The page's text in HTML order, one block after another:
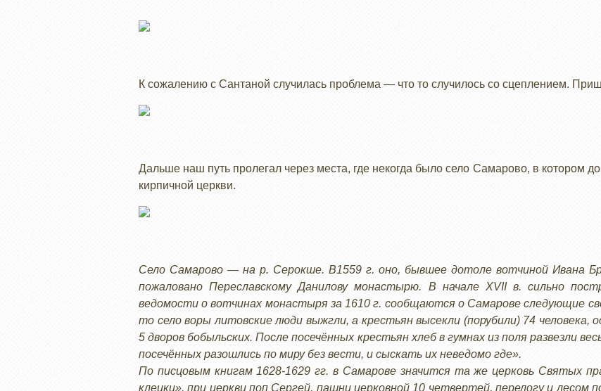
К сожалению с Сантаной случилась проблема — что то случилось со сцеплением.
Дальше наш путь пролегал через места, где некогда было село Самарово, в котором
кирпичной церкви.
Село Самарово — на р. Серокше. В1559 г. оно, бывшее дотоле вотчиной Ивана
пожаловано Переславскому Данилову монастырю. В начале XVII в. сильно
ведомости о вотчинах монастыря за 1610 г. сообщаются о Самарове следующие
то село воры литовские люди выжгли, а крестьян высекли (порубили) 74 человека,
5 дворов бобыльских. После посечённых крестьян хлеб в гумнах из поля развезли
посечённых разошлись по миру без вести, и сыскать их неведомо где».
По писцовым книгам 1628-1629 гг. в Самарове значится та же церковь Святых
клецки», при церкви поп Сергей, пашни церковной 10 четвертей, перелогу и лесом